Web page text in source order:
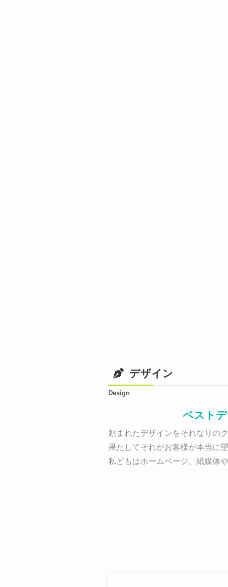
デザイン
Design
ベスト
頼まれたデザインをそれなりの
果たしてそれがお客様が本当に
私どもはホームページ、紙媒体や